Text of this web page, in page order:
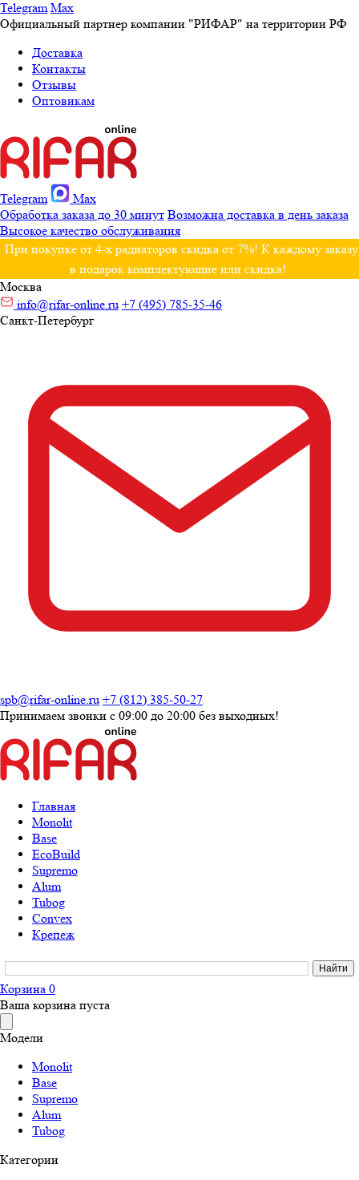
Telegram Max
Официальный партнер компании "РИФАР" на территории РФ
Доставка
Контакты
Отзывы
Оптовикам
Telegram
Max
Обработка заказа до 30 минут Возможна доставка в день заказа
Высокое качество обслуживания
При покупке от 4-х радиаторов скидка от 7%! К каждому заказу
в подарок комплектующие или скидка!
Москва
info@rifar-online.ru +7 (495) 785-35-46
Санкт-Петербург
spb@rifar-online.ru +7 (812) 385-50-27
Принимаем звонки с 09:00 до 20:00 без выходных!
Главная
Monolit
Base
EcoBuild
Supremo
Alum
Tubog
Convex
Крепеж
Корзина 0
Ваша корзина пуста
Модели
Monolit
Base
Supremo
Alum
Tubog
Категории